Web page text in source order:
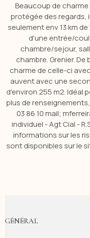
Beaucoup de
protégée des regards,
seulement env 13 km
d'une entrée/
chambre/sejour,
chambre. Grenier.
charme de celle-ci
auvent avec une
d'environ 255 m2. Idéal
plus de
03 86 10 mail;
individuel - Agt Cial -
informations sur les
sont disponibles sur le
GÉNÉRAL